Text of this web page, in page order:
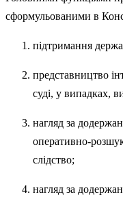
сформульованими в
підтримання
представництво
суді, у випадках,
нагляд за
оперативно-
слідство;
нагляд за